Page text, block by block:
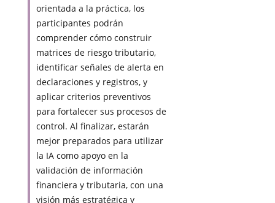
orientada a la práctica, los
participantes podrán
comprender cómo construir
matrices de riesgo tributario,
identificar señales de alerta en
declaraciones y registros, y
aplicar criterios preventivos
para fortalecer sus procesos de
control. Al finalizar, estarán
mejor preparados para utilizar
la IA como apoyo en la
validación de información
financiera y tributaria, con una
visión más estratégica y